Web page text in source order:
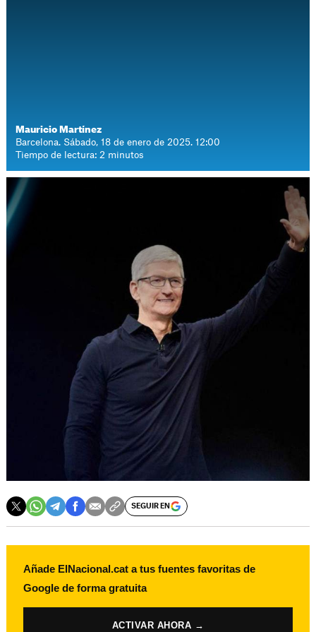
Mauricio Martínez
Barcelona. Sábado, 18 de enero de 2025. 12:00
Tiempo de lectura: 2 minutos
SEGUIR EN
Añade ElNacional.cat a tus fuentes favoritas de
Google de forma gratuita
ACTIVAR AHORA →